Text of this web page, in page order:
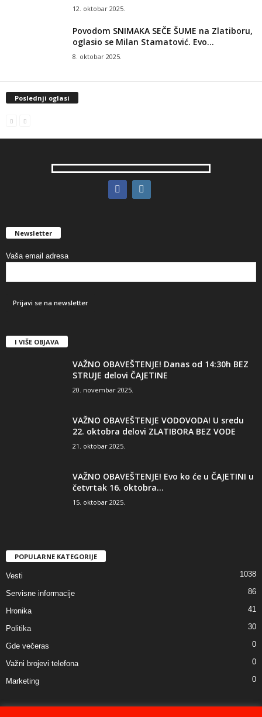
12. oktobar 2025.
Povodom SNIMAKA SEČE ŠUME na Zlatiboru,
oglasio se Milan Stamatović. Evo...
8. oktobar 2025.
Poslednji oglasi
Newsletter
Vaša email adresa
I VIŠE OBJAVA
VAŽNO OBAVEŠTENJE! Danas od 14:30h BEZ
STRUJE delovi ČAJETINE
20. novembar 2025.
VAŽNO OBAVEŠTENJE VODOVODA! U sredu
22. oktobra delovi ZLATIBORA BEZ VODE
21. oktobar 2025.
VAŽNO OBAVEŠTENJE! Evo ko će u ČAJETINI u
četvrtak 16. oktobra...
15. oktobar 2025.
POPULARNE KATEGORIJE
Vesti 1038
Servisne informacije 86
Hronika 41
Politika 30
Gde večeras 0
Važni brojevi telefona 0
Marketing 0